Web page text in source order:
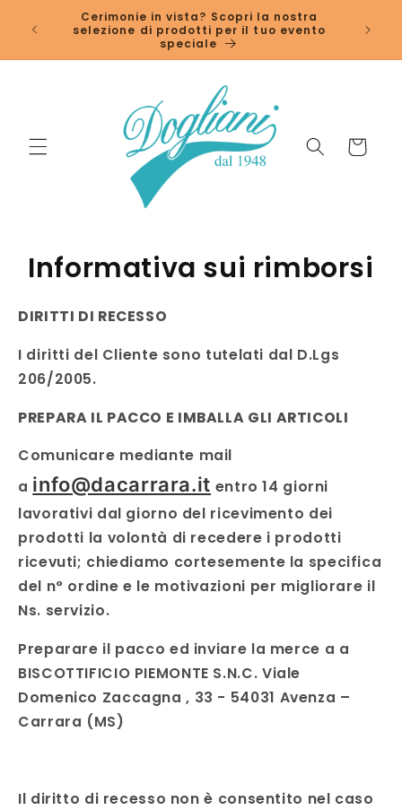
Skip to content
Skip to menu
Skip to footer
Open Accessibility Widget
direttamente
ai contenuti
Cerimonie in vista? Scopri la nostra
selezione di prodotti per il tuo evento
speciale
Carrello
Informativa sui rimborsi
DIRITTI DI RECESSO
I diritti del Cliente sono tutelati dal D.Lgs
206/2005.
PREPARA IL PACCO E IMBALLA GLI ARTICOLI
Comunicare mediante mail
a info@dacarrara.it entro 14 giorni
lavorativi dal giorno del ricevimento dei
prodotti la volontà di recedere i prodotti
ricevuti; chiediamo cortesemente la specifica
del n° ordine e le motivazioni per migliorare il
Ns. servizio.
Preparare il pacco ed inviare la merce a a
BISCOTTIFICIO PIEMONTE S.N.C. Viale
Domenico Zaccagna , 33 - 54031 Avenza –
Carrara (MS)
Il diritto di recesso non è consentito nel caso